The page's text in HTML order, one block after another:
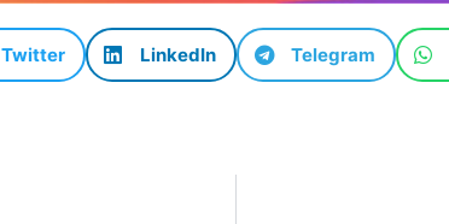
Twitter LinkedIn Telegram